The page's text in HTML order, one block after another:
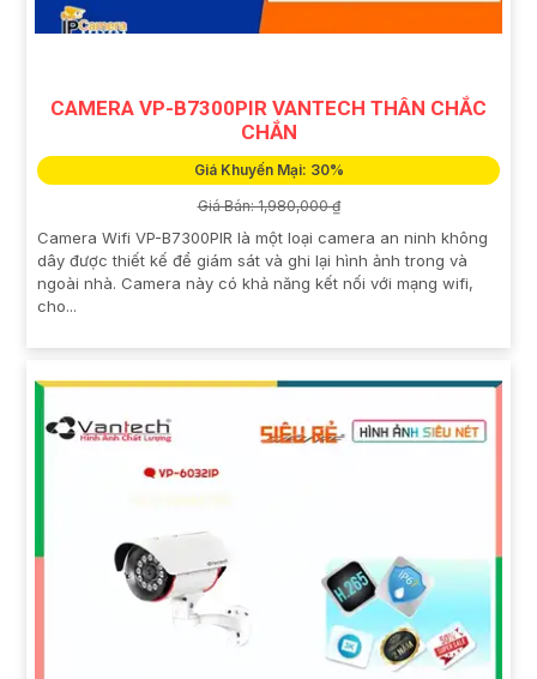
CAMERA VP-B7300PIR VANTECH THÂN CHẮC
CHẮN
Giá Khuyến Mại: 30%
Giá Bán: 1,980,000 ₫
Camera Wifi VP-B7300PIR là một loại camera an ninh không
dây được thiết kế để giám sát và ghi lại hình ảnh trong và
ngoài nhà. Camera này có khả năng kết nối với mạng wifi,
cho...